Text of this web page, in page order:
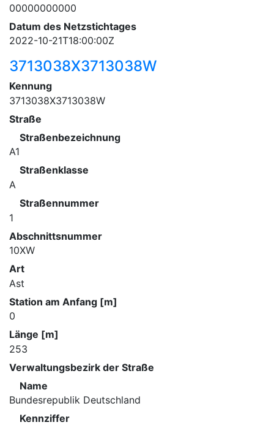
00000000000
Datum des Netzstichtages
2022-10-21T18:00:00Z
3713038X3713038W
Kennung
3713038X3713038W
Straße
Straßenbezeichnung
A1
Straßenklasse
A
Straßennummer
1
Abschnittsnummer
10XW
Art
Ast
Station am Anfang [m]
0
Länge [m]
253
Verwaltungsbezirk der Straße
Name
Bundesrepublik Deutschland
Kennziffer